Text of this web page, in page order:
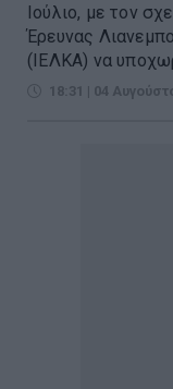
Ιούλιο, με τον
Έρευνας
(ΙΕΛΚΑ) να
18:31 | 04